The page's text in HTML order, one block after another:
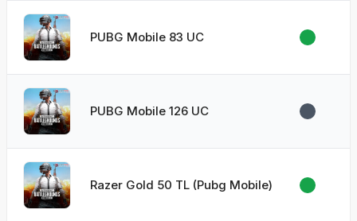
PUBG Mobile 83 UC
PUBG Mobile 126 UC
Razer Gold 50 TL (Pubg Mobile)